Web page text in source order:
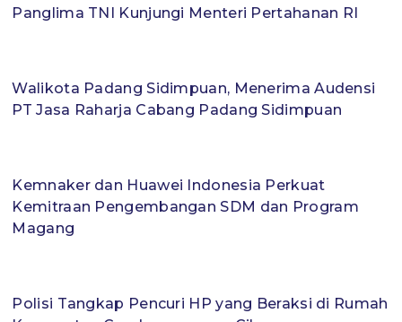
Panglima TNI Kunjungi Menteri Pertahanan RI
Walikota Padang Sidimpuan, Menerima Audensi
PT Jasa Raharja Cabang Padang Sidimpuan
Kemnaker dan Huawei Indonesia Perkuat
Kemitraan Pengembangan SDM dan Program
Magang
Polisi Tangkap Pencuri HP yang Beraksi di Rumah